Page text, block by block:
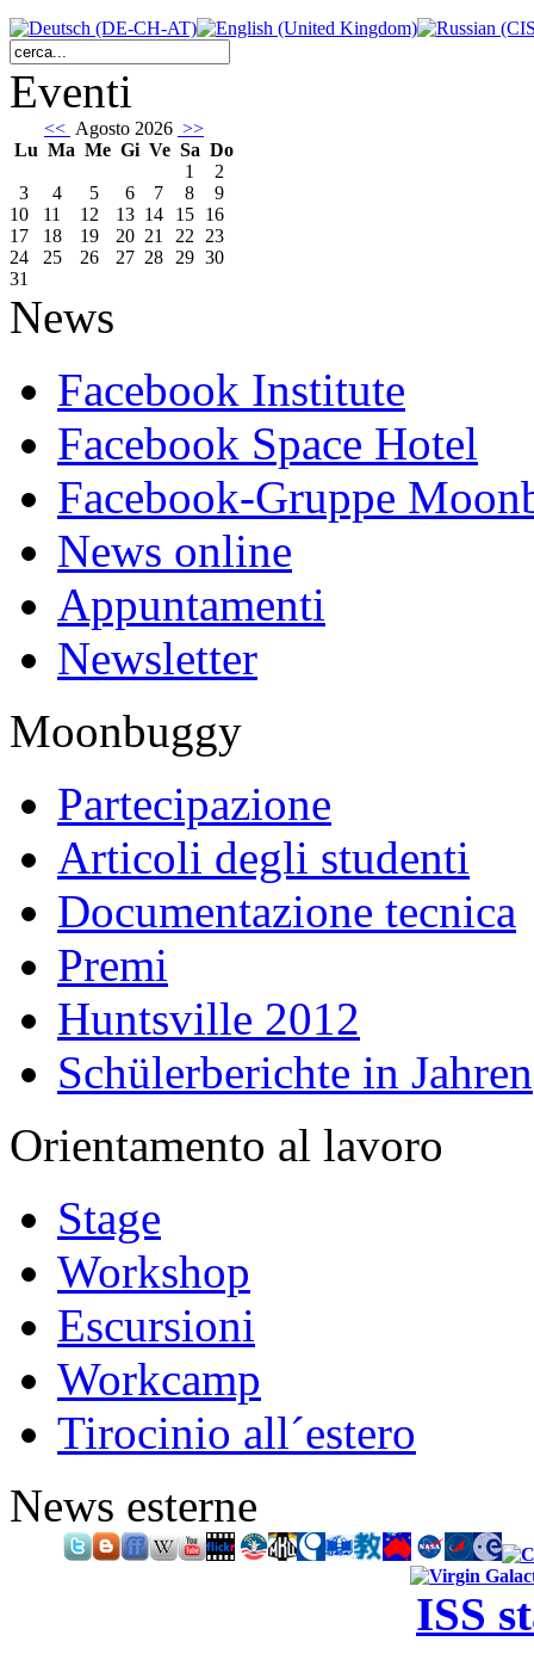
Eventi
<< Agosto 2026 >>
Lu Ma Me Gi Ve Sa Do
1
2
3
4 5 6 7 8
9
10
11 12 13 14 15 16
17
18 19 20 21 22 23
24
25 26 27 28 29 30
31
News
Facebook Institute
Facebook Space Hotel
Facebook-Gruppe
News online
Appuntamenti
Newsletter
Moonbuggy
Partecipazione
Articoli degli studenti
Documentazione tecnica
Premi
Huntsville 2012
Schülerberichte in Jahren
Orientamento al lavoro
Stage
Workshop
Escursioni
Workcamp
Tirocinio all´estero
News esterne
ISS